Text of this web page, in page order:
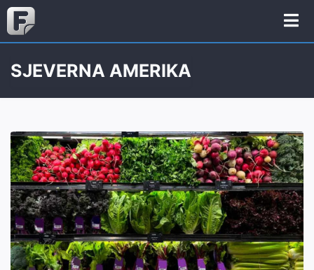
SJEVERNA AMERIKA